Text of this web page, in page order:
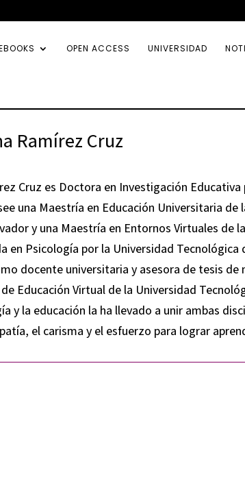
OPEN ACCESS UNIVERSIDAD
Ramírez Cruz
Cruz es Doctora en Investigación
una Maestría en Educación Universitaria de
y una Maestría en Entornos Virtuales de
en Psicología por la Universidad Tecnológica
docente universitaria y asesora de tesis
Educación Virtual de la Universidad
y la educación la ha llevado a unir ambas
el carisma y el esfuerzo para lograr